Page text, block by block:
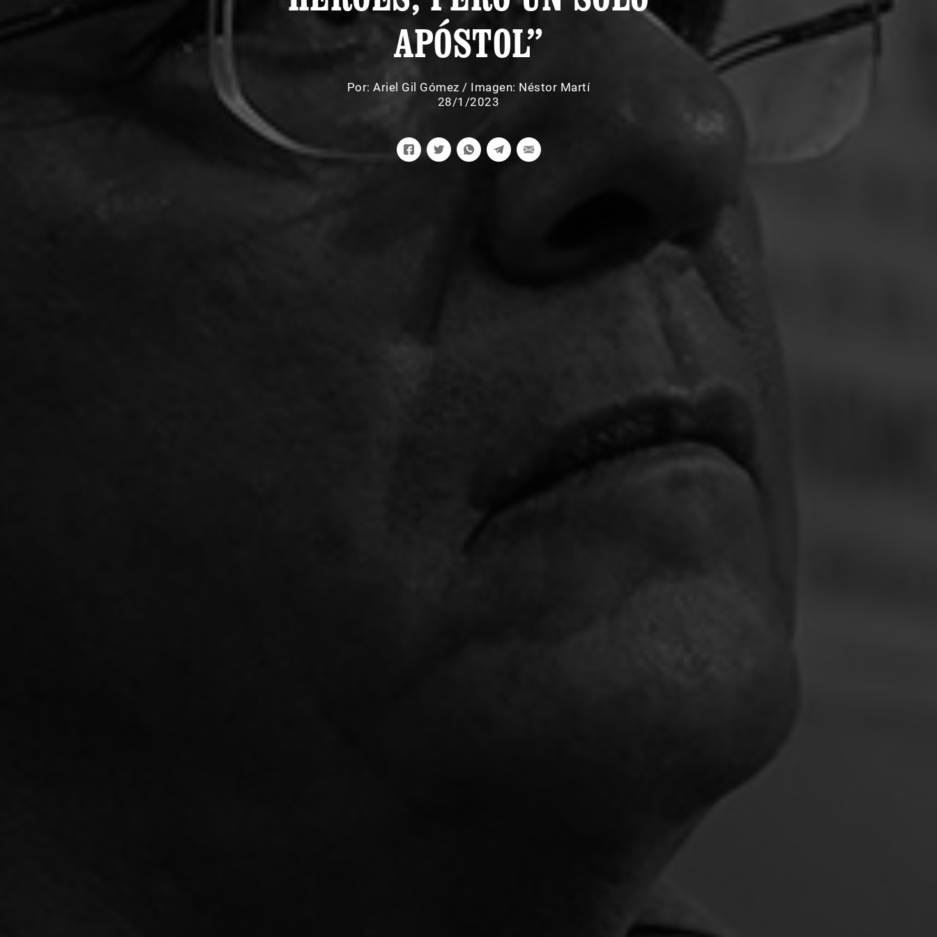
APÓSTOL”
Por:Ariel Gil Gómez / Imagen: Néstor Martí
28/1/2023